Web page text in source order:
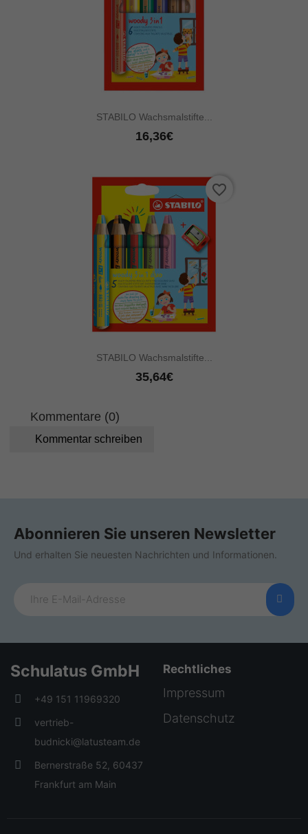
STABILO Wachsmalstifte...
16,36€
STABILO Wachsmalstifte...
35,64€
favorite_border
Kommentare (0)
Kommentar schreiben
Abonnieren Sie unseren Newsletter
Und erhalten Sie neuesten Nachrichten und Informationen.
Schulatus GmbH
+49 151 11969320
vertrieb-
budnicki@latusteam.de
Bernerstraße 52, 60437
Frankfurt am Main
Rechtliches
Impressum
Datenschutz